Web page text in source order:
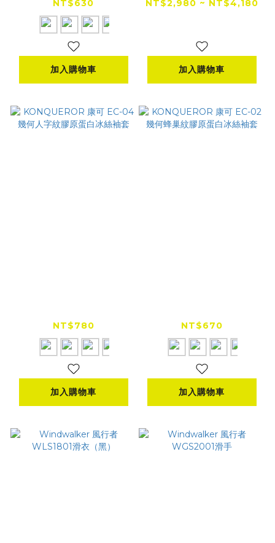
NT$630
加入購物車
NT$2,980 ~ NT$4,180
加入購物車
原蛋白冰絲袖套
NT$780
加入購物車
原蛋白冰絲袖套
NT$670
加入購物車